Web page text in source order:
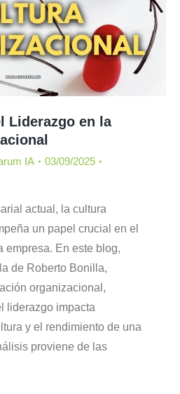
Liderazgo en la
IA
03/09/2025
actual, la cultura
un papel crucial en el
empresa. En este blog,
de Roberto Bonilla,
organizacional,
liderazgo impacta
y el rendimiento de una
proviene de las